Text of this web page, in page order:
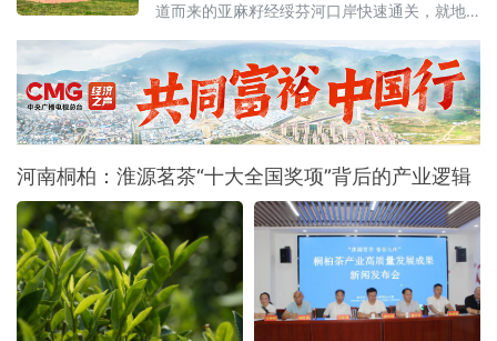
道而来的亚麻籽经绥芬河口岸快速通关，就地
后，是百年口岸绥芬河奋力摆脱传统“通道经
济”，聚力发展落地加工，生动展现百年口岸
由“通道经济”向“落地经济”稳步转型的生动实
践。
河南桐柏：淮源茗茶“十大全国奖项”背后的产业逻辑